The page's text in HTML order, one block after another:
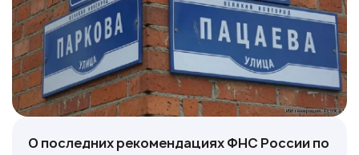
О последних рекомендациях ФНС России по